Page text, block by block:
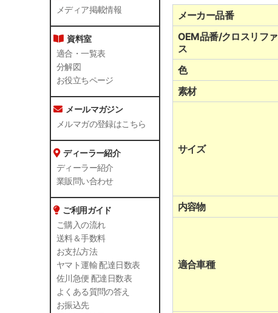
メディア掲載情報
資料室
適合・一覧表
分解図
お役立ちページ
メールマガジン
メルマガの登録はこちら
ディーラー紹介
ディーラー紹介
業販問い合わせ
ご利用ガイド
ご購入の流れ
送料＆手数料
お支払方法
ヤマト運輸 配達日数表
佐川急便 配達日数表
よくある質問の答え
お振込先
メーカー品番
OEM品番/クロスリフ
ス
色
素材
サイズ
内容物
適合車種